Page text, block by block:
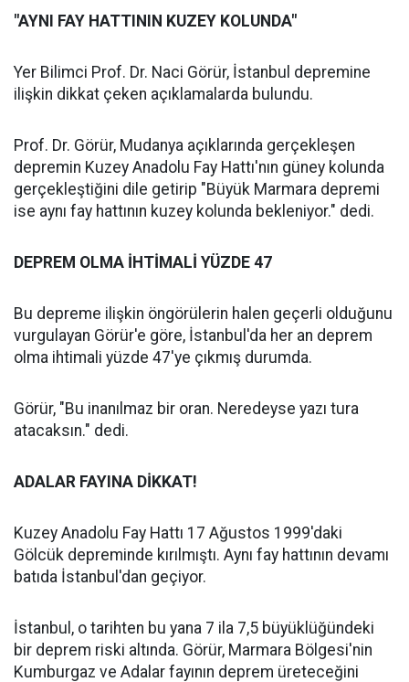
"AYNI FAY HATTININ KUZEY KOLUNDA"
Yer Bilimci Prof. Dr. Naci Görür, İstanbul depremine
ilişkin dikkat çeken açıklamalarda bulundu.
Prof. Dr. Görür, Mudanya açıklarında gerçekleşen
depremin Kuzey Anadolu Fay Hattı'nın güney kolunda
gerçekleştiğini dile getirip "Büyük Marmara depremi
ise aynı fay hattının kuzey kolunda bekleniyor." dedi.
DEPREM OLMA İHTİMALİ YÜZDE 47
Bu depreme ilişkin öngörülerin halen geçerli olduğunu
vurgulayan Görür'e göre, İstanbul'da her an deprem
olma ihtimali yüzde 47'ye çıkmış durumda.
Görür, "Bu inanılmaz bir oran. Neredeyse yazı tura
atacaksın." dedi.
ADALAR FAYINA DİKKAT!
Kuzey Anadolu Fay Hattı 17 Ağustos 1999'daki
Gölcük depreminde kırılmıştı. Aynı fay hattının devamı
batıda İstanbul'dan geçiyor.
İstanbul, o tarihten bu yana 7 ila 7,5 büyüklüğündeki
bir deprem riski altında. Görür, Marmara Bölgesi'nin
Kumburgaz ve Adalar fayının deprem üreteceğini